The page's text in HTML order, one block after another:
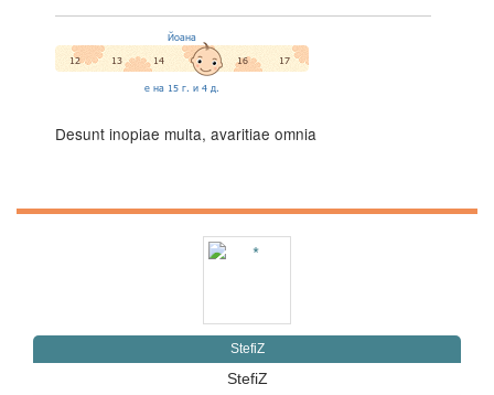
Desunt inopiae multa, avaritiae omnia
StefiZ
StefiZ